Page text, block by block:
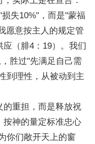
失10%"，而是"蒙福
愿意按主人的规定管
（腓4：19）。我们
胜过"先满足自己需
到理性，从被动到主
重担，而是释放祝
按神的量定标准忠心
你们敞开天上的窗